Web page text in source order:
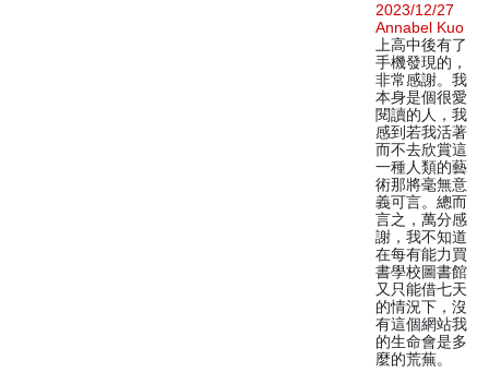
2023/12/27
Annabel Kuo
上高中後有了
手機發現的，
非常感謝。我
本身是個很愛
閱讀的人，我
感到若我活著
而不去欣賞這
一種人類的藝
術那將毫無意
義可言。總而
言之，萬分感
謝，我不知道
在每有能力買
書學校圖書館
又只能借七天
的情況下，沒
有這個網站我
的生命會是多
麼的荒蕪。